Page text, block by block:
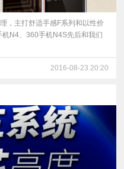
，主打舒适手感F系列和以性价
N4、360手机N4S先后和我们
2016-08-23 20:20